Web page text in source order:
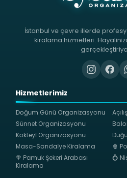
İstanbul ve çevre illerde
kiralama hizmetleri.
Hizmetlerimiz
Doğum Günü Organizasyonu
Sünnet Organizasyonu
Kokteyl Organizasyonu
Masa-Sandalye Kiralama
🍿
🍭 Pamuk Şekeri Arabası
Kiralama
💍